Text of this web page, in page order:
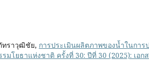
ทราวุฒิชัย, การประเมินผลิตภาพของน้ำในกา
มโยธาแห่งชาติ ครั้งที่ 30: ปีที่ 30 (2025): เอ